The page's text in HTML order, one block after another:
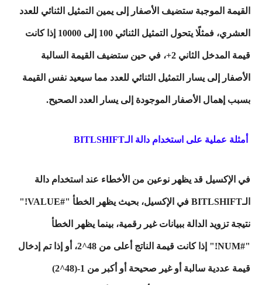
القيمة الموجبة ستضيف الأصفار إلى يمين التمثيل الثنائي للعدد
العشري، فمثلًا يتحول التمثيل الثنائي 100 إلى 10000 إذا كانت
قيمة المدخل الثاني 2+، في حين ستضيف القيمة السالبة
الأصفار إلى يسار التمثيل الثنائي للعدد مما سيعيد نفس القيمة
بسبب إهمال الأصفار الموجودة إلى يسار العدد الصحيح.
أمثلة عملية على استخدام دالة الـBITLSHIFT
في الإكسيل قد يظهر نوعين من الأخطاء عند استخدام دالة
الـBITLSHIFT في الإكسيل، بحيث يظهر الخطأ "#VALUE!"
نتيجة تزويد الدالة ببيانات غير رقمية، بينما يظهر الخطأ
"#NUM!" إذا كانت قيمة الناتج أعلى من 48^2، أو إذا تم إدخال
قيمة عددية سالبة أو غير صحيحة أو أكبر من 1-(48^2)